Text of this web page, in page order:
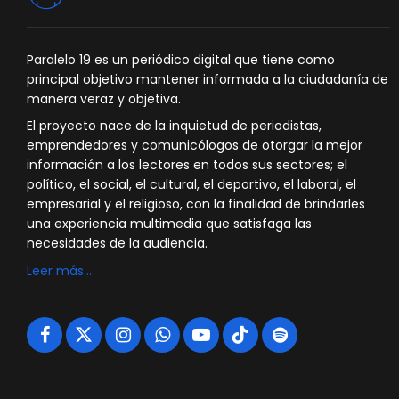
Paralelo 19 es un periódico digital que tiene como
principal objetivo mantener informada a la ciudadanía de
manera veraz y objetiva.
El proyecto nace de la inquietud de periodistas,
emprendedores y comunicólogos de otorgar la mejor
información a los lectores en todos sus sectores; el
político, el social, el cultural, el deportivo, el laboral, el
empresarial y el religioso, con la finalidad de brindarles
una experiencia multimedia que satisfaga las
necesidades de la audiencia.
Leer más…